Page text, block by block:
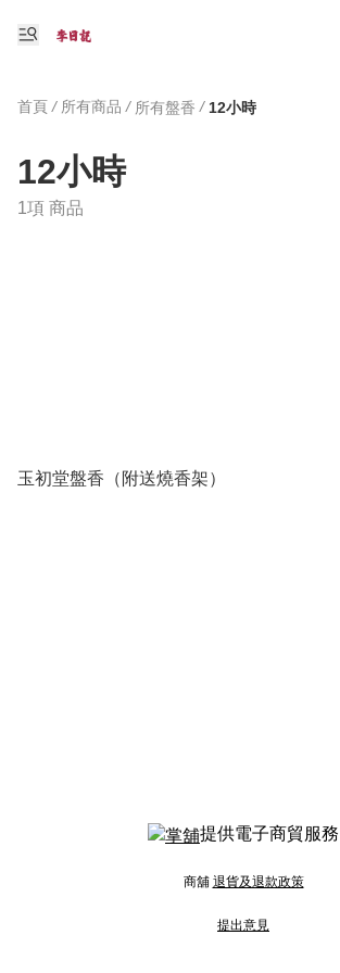
首頁 / 所有商品 / 所有盤香 / 12小時
12小時
1項 商品
玉初堂盤香（附送燒香架）
提供電子商貿服務
商舖 退貨及退款政策
提出意見